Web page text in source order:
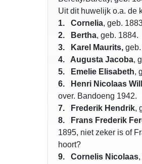
Uit dit huwelijk o.a. de
1. Cornelia, geb.
2. Bertha, geb. 1884.
3. Karel Maurits,
4. Augusta Jacoba,
5. Emelie Elisabeth,
6. Henri Nicolaas
over. Bandoeng 1942.
7. Frederik Hendrik,
8. Frans Frederik
1895, niet zeker is of
hoort?
9. Cornelis Nicolaas